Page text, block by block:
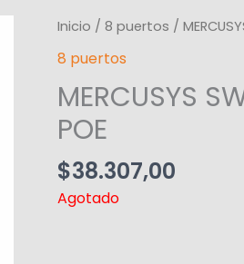
Inicio / 8 puertos /
8 puertos
MERCUSYS
POE
$38.307,00
Agotado